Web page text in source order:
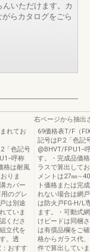
いただけます。カ
らカタログをごら
れてお
「色記号
呼称
格は耐風
りま
カバー
のグレ
は別途
ていま
くださ
立代を
。透
おすす
右ページから抽出
69価格表T/F（
記号はP.2「色記
@BHVT/FPU1−
す。・完成品価
ラスで算出して
メントは27㎜
ト価格または完
れない場合は網
は防火戸FG-H/L
ます。・可動式
けビードは同梱
は有償品欄をご
格からガラス代
件で算出してい